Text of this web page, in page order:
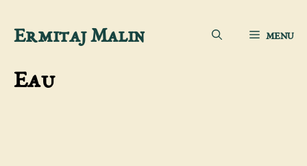
Aller
contenu
Ermitaj Malin MENU
Eau